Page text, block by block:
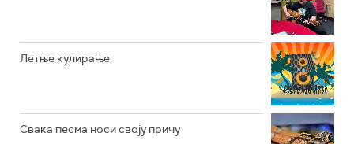
Летње кулирање
Свака песма носи своју причу